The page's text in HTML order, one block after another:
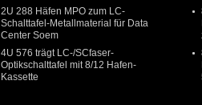
2U 288 Häfen MPO zum LC-
Schalttafel-Metallmaterial für Data
Center Soem
4U 576 trägt LC-/SCfaser-
Optikschalttafel mit 8/12 Hafen-
Kassette